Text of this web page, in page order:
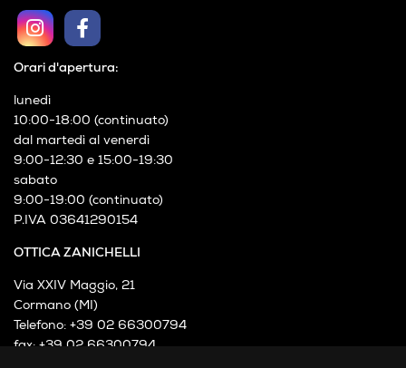
OTTICA ZANICHELLI
Via XXIV Maggio, 21
Cormano (MI)
Telefono: +39 02 66300794
fax: +39 02 66300794
Orari d'apertura:
lunedì
10:00-18:00 (continuato)
dal martedì al venerdì
9:00-12:30 e 15:00-19:30
sabato
9:00-19:00 (continuato)
P.IVA 03641290154